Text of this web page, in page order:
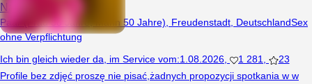
Nat87
Paar (Frau 38 Jahre, Mann 50 Jahre), Freudenstadt, DeutschlandSex
ohne Verpflichtung
Ich bin gleich wieder da, im Service vom:1.08.2026, 1 281,
23
Profile bez zdjęć proszę nie pisać,żadnych propozycji spotkania w w